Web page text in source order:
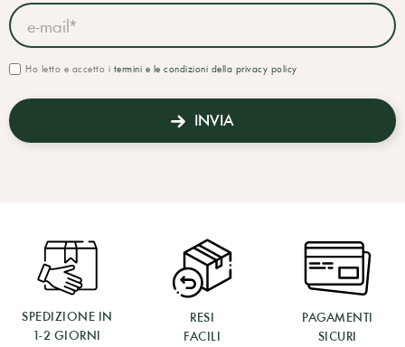
Ho letto e accetto i termini e le condizioni della privacy policy
INVIA
SPEDIZIONE IN
1-2 GIORNI
RESI
FACILI
PAGAMENTI
SICURI